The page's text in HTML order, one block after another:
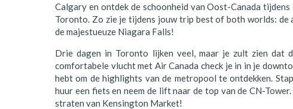
Nederland
Noorwegen
Calgary en ontdek de schoonheid van Oost-Canada
Toronto. Zo zie je tijdens jouw trip best of both worlds: de
de majestueuze Niagara Falls!
Drie dagen in Toronto lijken veel, maar je zult zien dat
comfortabele vlucht met Air Canada check je in in je
hebt om de highlights van de metropool te ontdekken.
huur een fiets en neem de lift naar de top van de CN-
straten van Kensington Market!